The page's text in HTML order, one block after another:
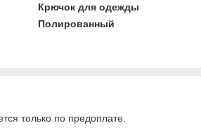
Крючок для одежды
Полированный
только по предоплате.